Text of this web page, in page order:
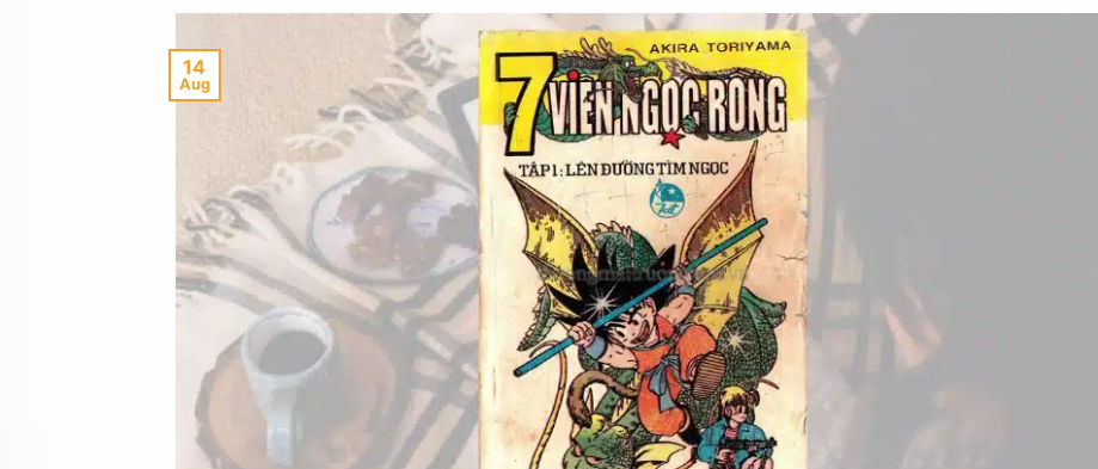
14
Aug